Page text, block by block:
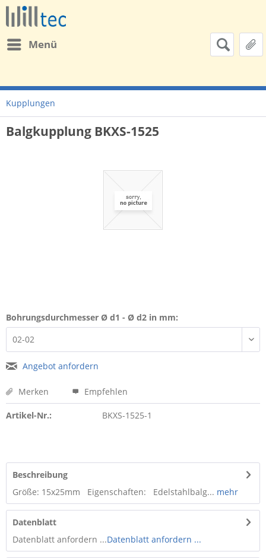
Menü
Kupplungen
Balgkupplung BKXS-1525
Bohrungsdurchmesser Ø d1 - Ø d2 in mm:
Angebot anfordern
Merken Empfehlen
Artikel-Nr.: BKXS-1525-1
Beschreibung
Größe: 15x25mm Eigenschaften: Edelstahlbalg... mehr
Datenblatt
Datenblatt anfordern ...Datenblatt anfordern ...